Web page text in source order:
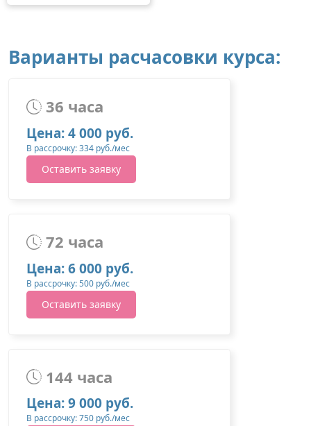
Варианты расчасовки курса:
36 часа
Цена: 4 000 руб.
В рассрочку: 334 руб./мес
Оставить заявку
72 часа
Цена: 6 000 руб.
В рассрочку: 500 руб./мес
Оставить заявку
144 часа
Цена: 9 000 руб.
В рассрочку: 750 руб./мес